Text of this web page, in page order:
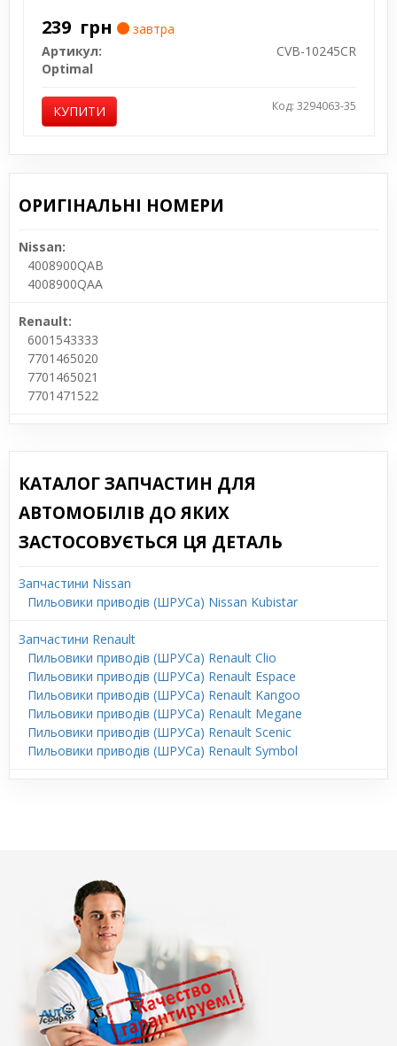
239 грн
завтра
Артикул:
CVB-10245CR
Optimal
КУПИТИ Код: 3294063-35
ОРИГІНАЛЬНІ НОМЕРИ
Nissan:
4008900QAB
4008900QAA
Renault:
6001543333
7701465020
7701465021
7701471522
КАТАЛОГ ЗАПЧАСТИН ДЛЯ
АВТОМОБІЛІВ ДО ЯКИХ
ЗАСТОСОВУЄТЬСЯ ЦЯ ДЕТАЛЬ
Запчастини Nissan
Пильовики приводів (ШРУСа) Nissan Kubistar
Запчастини Renault
Пильовики приводів (ШРУСа) Renault Clio
Пильовики приводів (ШРУСа) Renault Espace
Пильовики приводів (ШРУСа) Renault Kangoo
Пильовики приводів (ШРУСа) Renault Megane
Пильовики приводів (ШРУСа) Renault Scenic
Пильовики приводів (ШРУСа) Renault Symbol